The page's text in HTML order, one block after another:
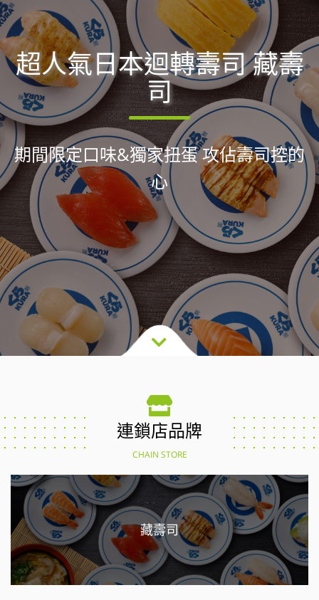
超人氣日本迴轉壽司 藏壽
司
期間限定口味&獨家扭蛋 攻佔壽司控的
心
連鎖店品牌
CHAIN STORE
藏壽司